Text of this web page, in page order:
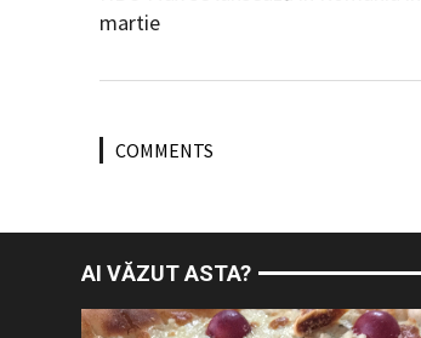
martie
COMMENTS
AI VĂZUT ASTA?